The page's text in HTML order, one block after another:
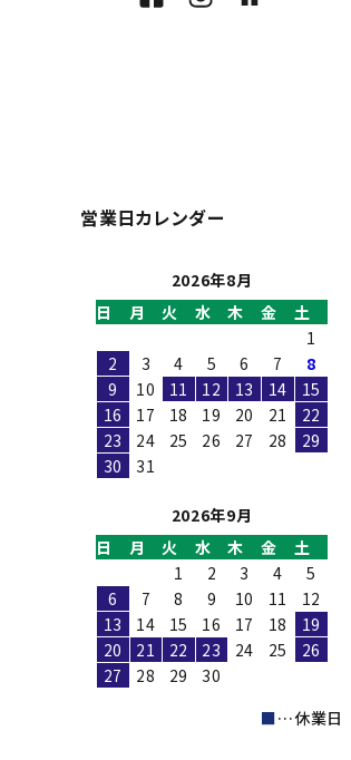
営業日カレンダー
2026年8月
日
月 火 水 木 金
土
1
2
3 4 5 6 7
8
9
10 11 12 13 14
15
16
17 18 19 20 21
22
23
24 25 26 27 28
29
30
31
2026年9月
日
月 火 水 木 金
土
1
2 3 4
5
6
7 8 9 10 11
12
13
14 15 16 17 18
19
20
21 22 23 24 25
26
27
28 29
30
■…休業日